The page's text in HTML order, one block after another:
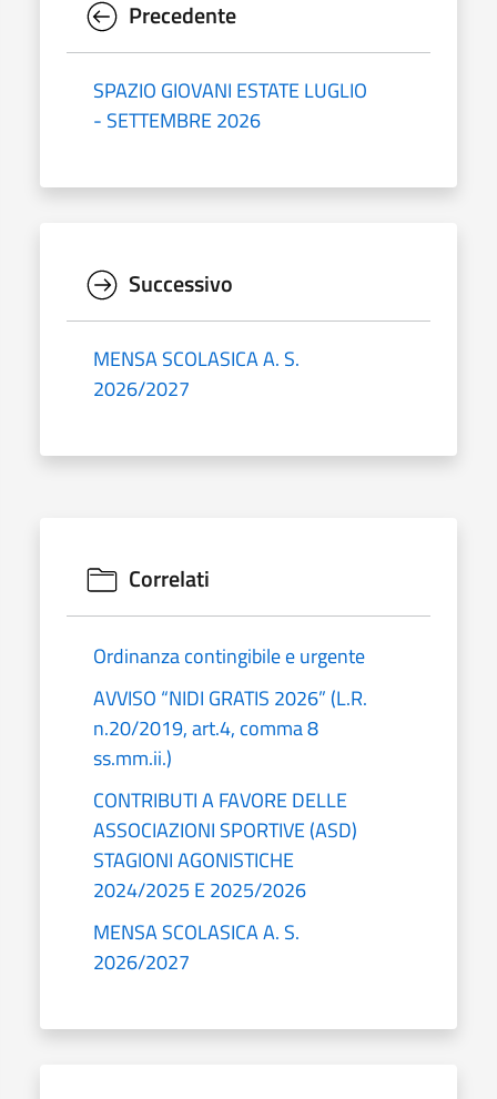
Precedente
SPAZIO GIOVANI ESTATE LUGLIO
- SETTEMBRE 2026
Successivo
MENSA SCOLASICA A. S.
2026/2027
Correlati
Ordinanza contingibile e urgente
AVVISO “NIDI GRATIS 2026” (L.R.
n.20/2019, art.4, comma 8
ss.mm.ii.)
CONTRIBUTI A FAVORE DELLE
ASSOCIAZIONI SPORTIVE (ASD)
STAGIONI AGONISTICHE
2024/2025 E 2025/2026
MENSA SCOLASICA A. S.
2026/2027